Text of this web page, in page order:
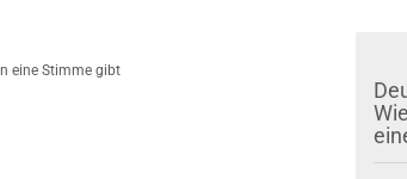
eine Stimme gibt